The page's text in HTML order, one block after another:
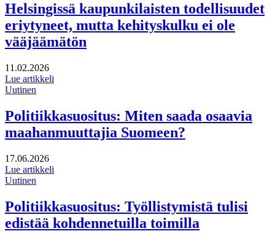
Helsingissä kaupunkilaisten todellisuudet
eriytyneet, mutta kehityskulku ei ole
vääjäämätön
Julkaistu:
11.02.2026
Lue artikkeli
Uutinen
Politiikkasuositus: Miten saada osaavia
maahanmuuttajia Suomeen?
Julkaistu:
17.06.2026
Lue artikkeli
Uutinen
Politiikkasuositus: Työllistymistä tulisi
edistää kohdennetuilla toimilla